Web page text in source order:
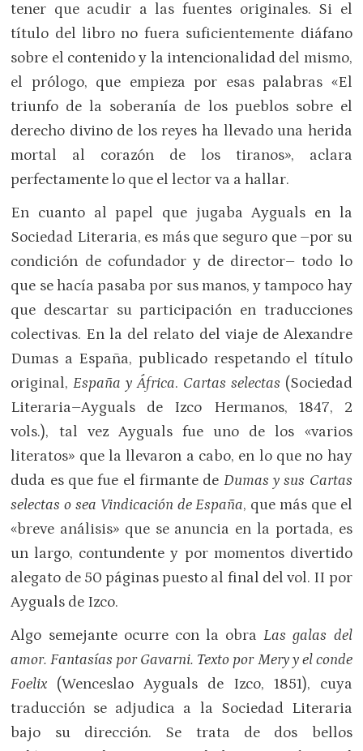
tener que acudir a las fuentes originales. Si el
título del libro no fuera suficientemente diáfano
sobre el contenido y la intencionalidad del mismo,
el prólogo, que empieza por esas palabras «El
triunfo de la soberanía de los pueblos sobre el
derecho divino de los reyes ha llevado una herida
mortal al corazón de los tiranos», aclara
perfectamente lo que el lector va a hallar.
En cuanto al papel que jugaba Ayguals en la
Sociedad Literaria, es más que seguro que –por su
condición de cofundador y de director– todo lo
que se hacía pasaba por sus manos, y tampoco hay
que descartar su participación en traducciones
colectivas. En la del relato del viaje de Alexandre
Dumas a España, publicado respetando el título
original,España y África. Cartas selectas (Sociedad
Literaria–Ayguals de Izco Hermanos, 1847, 2
vols.), tal vez Ayguals fue uno de los «varios
literatos» que la llevaron a cabo, en lo que no hay
duda es que fue el firmante de Dumas y sus Cartas
selectas o sea Vindicación de España, que más que el
«breve análisis» que se anuncia en la portada, es
un largo, contundente y por momentos divertido
alegato de 50 páginas puesto al final del vol. II por
Ayguals de Izco.
Algo semejante ocurre con la obraLas galas del
amor. Fantasías por Gavarni. Texto por Mery y el conde
Foelix (Wenceslao Ayguals de Izco, 1851), cuya
traducción se adjudica a la Sociedad Literaria
bajo su dirección. Se trata de dos bellos